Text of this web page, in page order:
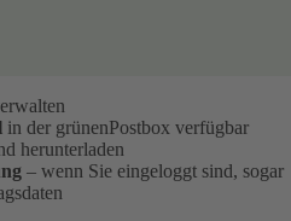
in der grünenPostbox verfügbar
herunterladen
– wenn Sie eingeloggt sind, sogar